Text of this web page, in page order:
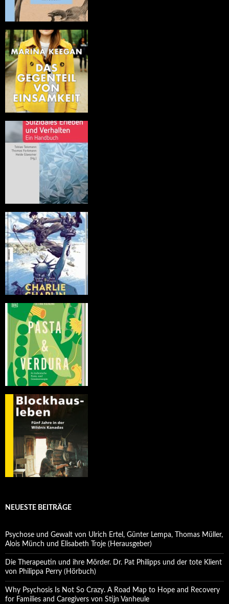
NEUESTE BEITRÄGE
Psychose und Gewalt von Ulrich Ertel, Günter Lempa, Thomas Müller,
Alois Münch und Elisabeth Troje (Herausgeber)
Die Therapeutin und ihre Mörder. Dr. Pat Philipps und der tote Klient
von Philippa Perry (Hörbuch)
Why Psychosis Is Not So Crazy. A Road Map to Hope and Recovery
for Families and Caregivers von Stijn Vanheule